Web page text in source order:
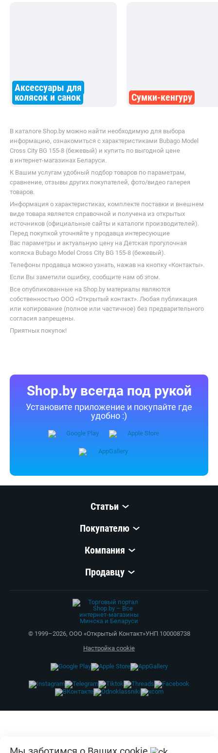
Аксессуары для
колясок и санок
Сумки-кенгуру
В каталоге Shop.by можно найти необходимую для выбора
информацию, ознакомиться с характеристиками Bubago Model
Cross City BG 155-8 (бежевый) и купить по выгодной цене
в интернет-магазинах Беларуси.
К Вашим услугам удобный подбор товаров по параметрам,
сравнение, отзывы других покупателей, фото/видео галерея
товаров.
Информация о характеристиках, комплекте поставки и внешнем
виде товара является справочной и получена из открытых
источников (официальные сайты и каталоги производителей).
Перед покупкой уточняйте у продавца интересующие
Вас параметры и актуальную цену на Детская прогулочная
коляска Bubago Model Cross City BG 155-8 (бежевый).
Телефоны продавца можно узнать, нажав на кнопку «Контакты».
Если Вы заметили ошибку, сообщите нам об этом.
Все опубликованные на Shop.by материалы являются
собственностью ООО «Открытый контакт». Любая публикация
или копирование (полное или частичное) без предварительного
согласия запрещены.
Приятных покупок!
Shop.by всегда под рукой
Установите приложение и покупайте где
удобно :)
Статьи
Покупателю
Компания
Продавцу
© 1999–2026, ООО «Открытый Контакт»УНП 100008738
Настройка cookie